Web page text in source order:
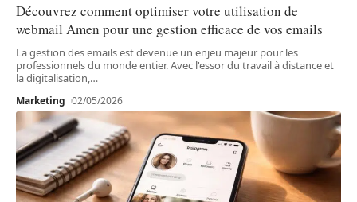
Découvrez comment optimiser votre utilisation de
webmail Amen pour une gestion efficace de vos emails
La gestion des emails est devenue un enjeu majeur pour les
professionnels du monde entier. Avec l'essor du travail à distance et
la digitalisation, …
Marketing 02/05/2026